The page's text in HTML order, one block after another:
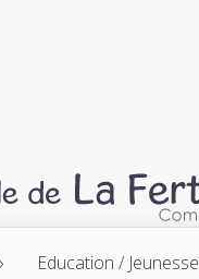
Education / Jeunesse